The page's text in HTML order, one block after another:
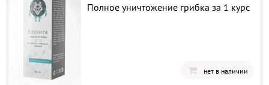
Полное уничтожение грибка за 1 курс
нет в наличии